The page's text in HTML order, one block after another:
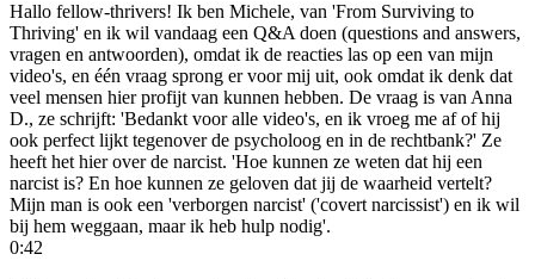
Hallo fellow-thrivers! Ik ben Michele, van 'From Surviving to
Thriving' en ik wil vandaag een Q&A doen (questions and answers,
vragen en antwoorden), omdat ik de reacties las op een van mijn
video's, en één vraag sprong er voor mij uit, ook omdat ik denk dat
veel mensen hier profijt van kunnen hebben. De vraag is van Anna
D., ze schrijft: 'Bedankt voor alle video's, en ik vroeg me af of hij
ook perfect lijkt tegenover de psycholoog en in de rechtbank?' Ze
heeft het hier over de narcist. 'Hoe kunnen ze weten dat hij een
narcist is? En hoe kunnen ze geloven dat jij de waarheid vertelt?
Mijn man is ook een 'verborgen narcist' ('covert narcissist') en ik wil
bij hem weggaan, maar ik heb hulp nodig'.
0:42